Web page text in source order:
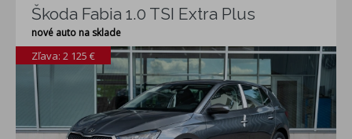
Škoda Fabia 1.0 TSI Extra Plus
nové auto na sklade
Zľava: 2 125 €